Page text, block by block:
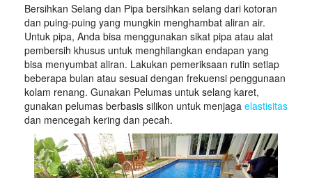
Bersihkan Selang dan Pipa bersihkan selang dari kotoran
dan puing-puing yang mungkin menghambat aliran air.
Untuk pipa, Anda bisa menggunakan sikat pipa atau alat
pembersih khusus untuk menghilangkan endapan yang
bisa menyumbat aliran. Lakukan pemeriksaan rutin setiap
beberapa bulan atau sesuai dengan frekuensi penggunaan
kolam renang. Gunakan Pelumas untuk selang karet,
gunakan pelumas berbasis silikon untuk menjaga elastisitas
dan mencegah kering dan pecah.